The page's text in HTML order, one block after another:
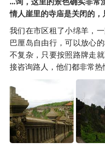
情人崖里的寺庙是关闭的
我们在市区租了小绵羊，
巴厘岛自由行，可以放心
不复杂，只要按照路牌走
接咨询路人，他们都非常